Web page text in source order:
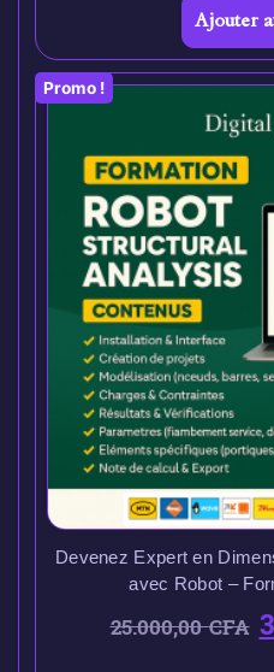
Ajouter
Promo !
Devenez Expert en
avec Robot –
25.000,00CFA